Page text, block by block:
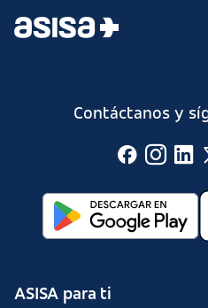
Contáctanos y
ASISA para ti